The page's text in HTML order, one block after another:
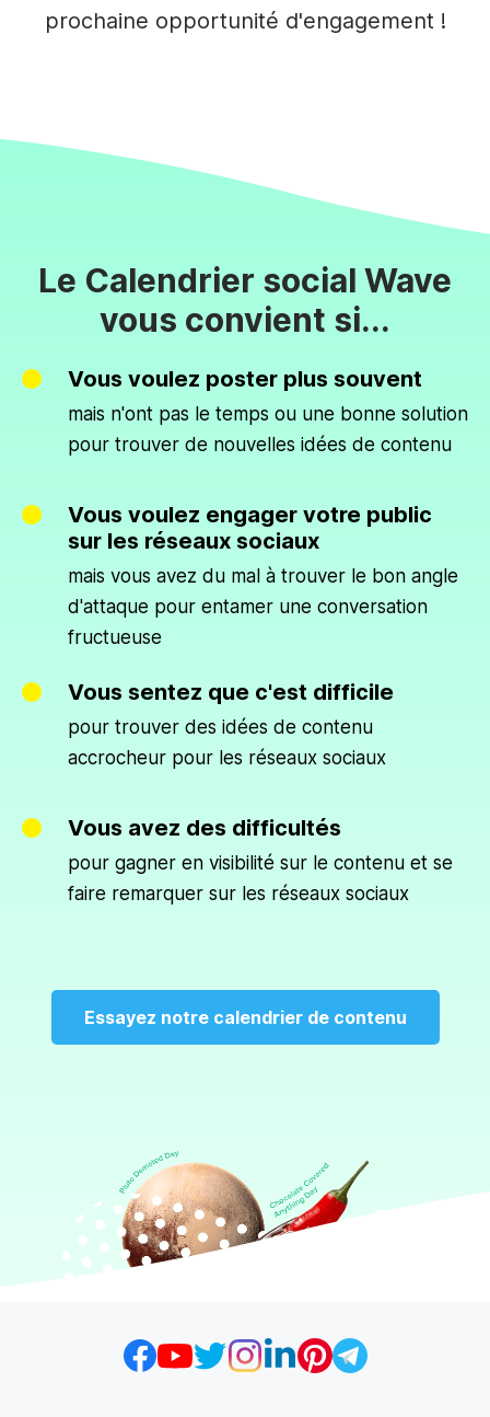
prochaine opportunité d'engagement !
Le Calendrier social Wave
vous convient si...
Vous voulez poster plus souvent
mais n'ont pas le temps ou une bonne solution
pour trouver de nouvelles idées de contenu
Vous voulez engager votre public
sur les réseaux sociaux
mais vous avez du mal à trouver le bon angle
d'attaque pour entamer une conversation
fructueuse
Vous sentez que c'est difficile
pour trouver des idées de contenu
accrocheur pour les réseaux sociaux
Vous avez des difficultés
pour gagner en visibilité sur le contenu et se
faire remarquer sur les réseaux sociaux
Essayez notre calendrier de contenu